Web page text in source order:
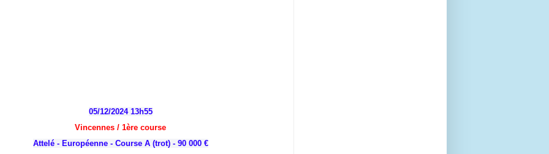
05/12/2024 13h55
Vincennes / 1ère course
Attelé - Européenne - Course A (trot) - 90 000 €